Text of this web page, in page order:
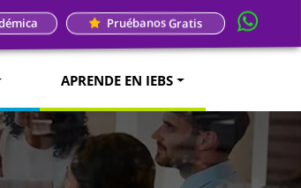
Pruébanos Gratis
APRENDE EN IEBS